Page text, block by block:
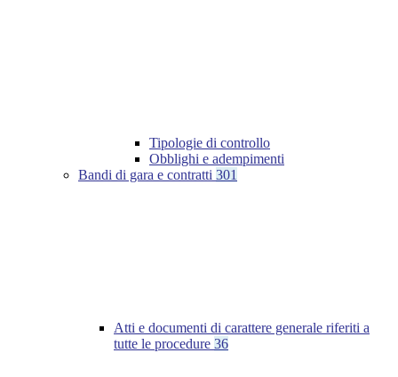
Tipologie di controllo
Obblighi e adempimenti
Bandi di gara e contratti 301
Atti e documenti di carattere generale riferiti a
tutte le procedure 36